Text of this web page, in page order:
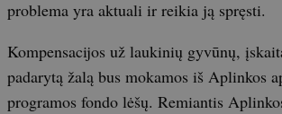
problema yra aktuali ir reikia ją spręsti.
Kompensacijos už laukinių gyvūnų,
padarytą žalą bus mokamos iš Aplinkos
programos fondo lėšų. Remiantis